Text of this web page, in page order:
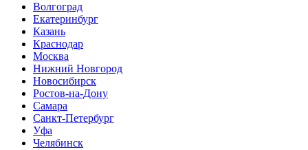
Волгоград
Екатеринбург
Казань
Краснодар
Москва
Нижний Новгород
Новосибирск
Ростов-на-Дону
Самара
Санкт-Петербург
Уфа
Челябинск